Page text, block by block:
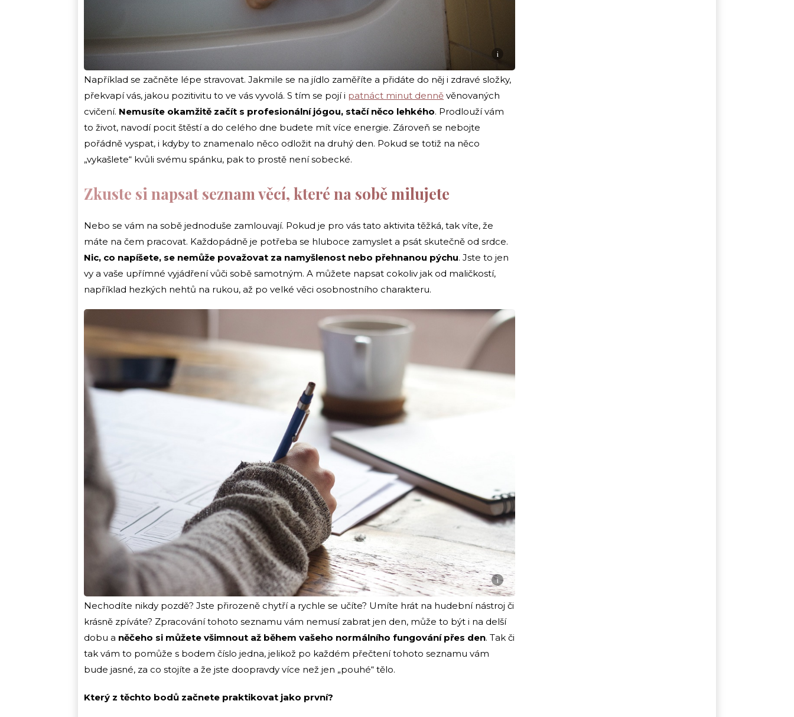
i
Například se začněte lépe stravovat. Jakmile se na jídlo zaměříte a přidáte do něj i zdravé složky,
překvapí vás, jakou pozitivitu to ve vás vyvolá. S tím se pojí i patnáct minut denně věnovaných
cvičení. Nemusíte okamžitě začít s profesionální jógou, stačí něco lehkého. Prodlouží vám
to život, navodí pocit štěstí a do celého dne budete mít více energie. Zároveň se nebojte
pořádně vyspat, i kdyby to znamenalo něco odložit na druhý den. Pokud se totiž na něco
„vykašlete“ kvůli svému spánku, pak to prostě není sobecké.
Zkuste si napsat seznam věcí, které na sobě milujete
Nebo se vám na sobě jednoduše zamlouvají. Pokud je pro vás tato aktivita těžká, tak víte, že
máte na čem pracovat. Každopádně je potřeba se hluboce zamyslet a psát skutečně od srdce.
Nic, co napíšete, se nemůže považovat za namyšlenost nebo přehnanou pýchu. Jste to jen
vy a vaše upřímné vyjádření vůči sobě samotným. A můžete napsat cokoliv jak od maličkostí,
například hezkých nehtů na rukou, až po velké věci osobnostního charakteru.
i
Nechodíte nikdy pozdě? Jste přirozeně chytří a rychle se učíte? Umíte hrát na hudební nástroj či
krásně zpíváte? Zpracování tohoto seznamu vám nemusí zabrat jen den, může to být i na delší
dobu a něčeho si můžete všimnout až během vašeho normálního fungování přes den. Tak či
tak vám to pomůže s bodem číslo jedna, jelikož po každém přečtení tohoto seznamu vám
bude jasné, za co stojíte a že jste doopravdy více než jen „pouhé“ tělo.
Který z těchto bodů začnete praktikovat jako první?